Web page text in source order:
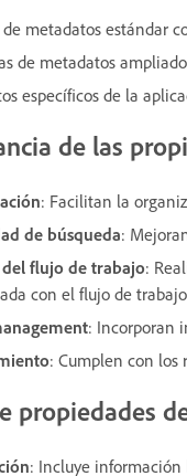
de metadatos estándar
de metadatos
específicos de la
de las
: Facilitan la
de búsqueda:
del flujo de trabajo:
con el flujo de trabajo
: Incorporan
: Cumplen con los
propiedades
: Incluye